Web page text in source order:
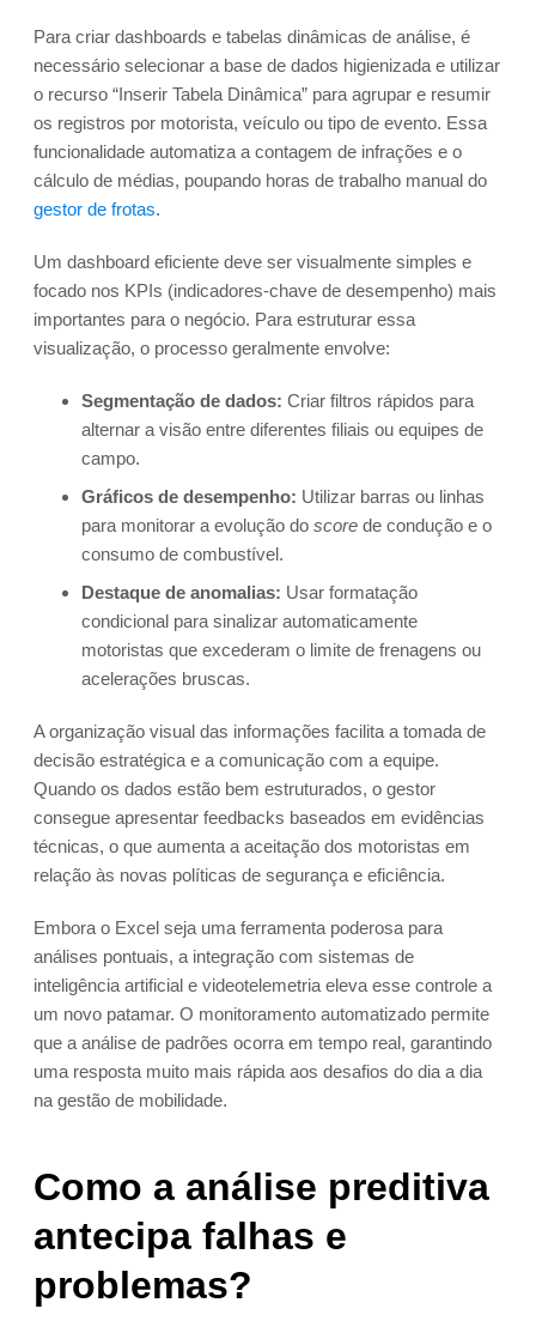
Para criar dashboards e tabelas dinâmicas de análise, é
necessário selecionar a base de dados higienizada e utilizar
o recurso “Inserir Tabela Dinâmica” para agrupar e resumir
os registros por motorista, veículo ou tipo de evento. Essa
funcionalidade automatiza a contagem de infrações e o
cálculo de médias, poupando horas de trabalho manual do
gestor de frotas.
Um dashboard eficiente deve ser visualmente simples e
focado nos KPIs (indicadores-chave de desempenho) mais
importantes para o negócio. Para estruturar essa
visualização, o processo geralmente envolve:
Segmentação de dados: Criar filtros rápidos para
alternar a visão entre diferentes filiais ou equipes de
campo.
Gráficos de desempenho: Utilizar barras ou linhas
para monitorar a evolução do score de condução e o
consumo de combustível.
Destaque de anomalias: Usar formatação
condicional para sinalizar automaticamente
motoristas que excederam o limite de frenagens ou
acelerações bruscas.
A organização visual das informações facilita a tomada de
decisão estratégica e a comunicação com a equipe.
Quando os dados estão bem estruturados, o gestor
consegue apresentar feedbacks baseados em evidências
técnicas, o que aumenta a aceitação dos motoristas em
relação às novas políticas de segurança e eficiência.
Embora o Excel seja uma ferramenta poderosa para
análises pontuais, a integração com sistemas de
inteligência artificial e videotelemetria eleva esse controle a
um novo patamar. O monitoramento automatizado permite
que a análise de padrões ocorra em tempo real, garantindo
uma resposta muito mais rápida aos desafios do dia a dia
na gestão de mobilidade.
Como a análise preditiva
antecipa falhas e
problemas?